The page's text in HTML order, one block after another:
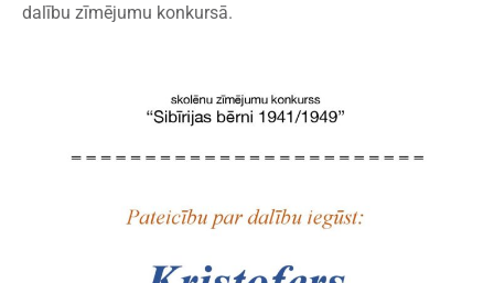
dalību zīmējumu konkursā.